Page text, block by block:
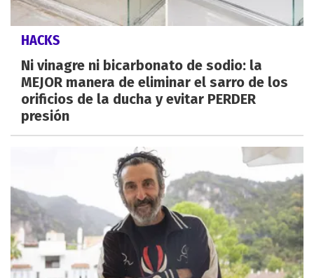
HACKS
Ni vinagre ni bicarbonato de sodio: la
MEJOR manera de eliminar el sarro de los
orificios de la ducha y evitar PERDER
presión